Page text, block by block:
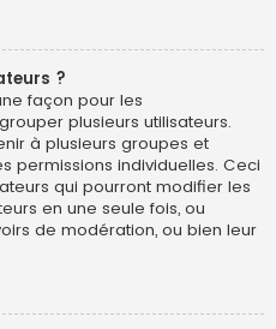
?
façon pour les
plusieurs utilisateurs.
à plusieurs groupes et
permissions individuelles. Ceci
qui pourront modifier les
en une seule fois, ou
de modération, ou bien leur